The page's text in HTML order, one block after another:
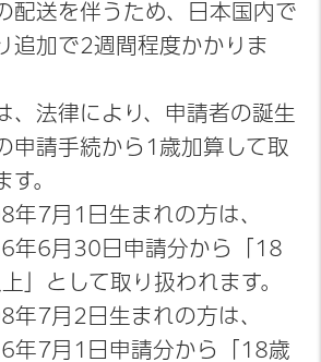
配送を伴うため、日本国内で
追加で2週間程度かかりま
、法律により、申請者の誕生
申請手続から1歳加算して取
す。
年7月1日生まれの方は、
年6月30日申請分から「18
」として取り扱われます。
年7月2日生まれの方は、
年7月1日申請分から「18歳